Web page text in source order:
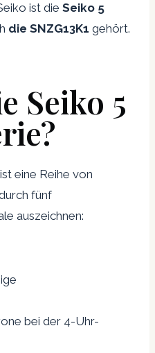
ist die Seiko 5
die SNZG13K1 gehört.
Seiko 5
eine Reihe von
fünf
auszeichnen:
bei der 4-Uhr-